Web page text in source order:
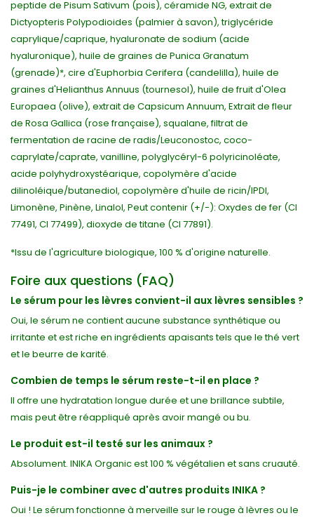
peptide de Pisum Sativum (pois), céramide NG, extrait de
Dictyopteris Polypodioides (palmier à savon), triglycéride
caprylique/caprique, hyaluronate de sodium (acide
hyaluronique), huile de graines de Punica Granatum
(grenade)*, cire d'Euphorbia Cerifera (candelilla), huile de
graines d'Helianthus Annuus (tournesol), huile de fruit d'Olea
Europaea (olive), extrait de Capsicum Annuum, Extrait de fleur
de Rosa Gallica (rose française), squalane, filtrat de
fermentation de racine de radis/Leuconostoc, coco-
caprylate/caprate, vanilline, polyglycéryl-6 polyricinoléate,
acide polyhydroxystéarique, copolymère d'acide
dilinoléique/butanediol, copolymère d'huile de ricin/IPDI,
Limonène, Pinène, Linalol, Peut contenir (+/-): Oxydes de fer (CI
77491, CI 77499), dioxyde de titane (CI 77891).
*Issu de l'agriculture biologique, 100 % d'origine naturelle.
Foire aux questions (FAQ)
Le sérum pour les lèvres convient-il aux lèvres sensibles ?
Oui, le sérum ne contient aucune substance synthétique ou
irritante et est riche en ingrédients apaisants tels que le thé vert
et le beurre de karité.
Combien de temps le sérum reste-t-il en place ?
Il offre une hydratation longue durée et une brillance subtile,
mais peut être réappliqué après avoir mangé ou bu.
Le produit est-il testé sur les animaux ?
Absolument. INIKA Organic est 100 % végétalien et sans cruauté.
Puis-je le combiner avec d'autres produits INIKA ?
Oui ! Le sérum fonctionne à merveille sur le rouge à lèvres ou le